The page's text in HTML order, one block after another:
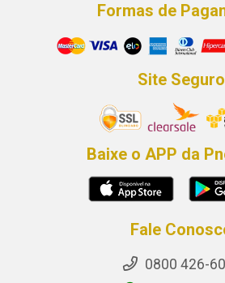
Formas de
Site Seguro
Baixe o APP da
Fale
0800 426-